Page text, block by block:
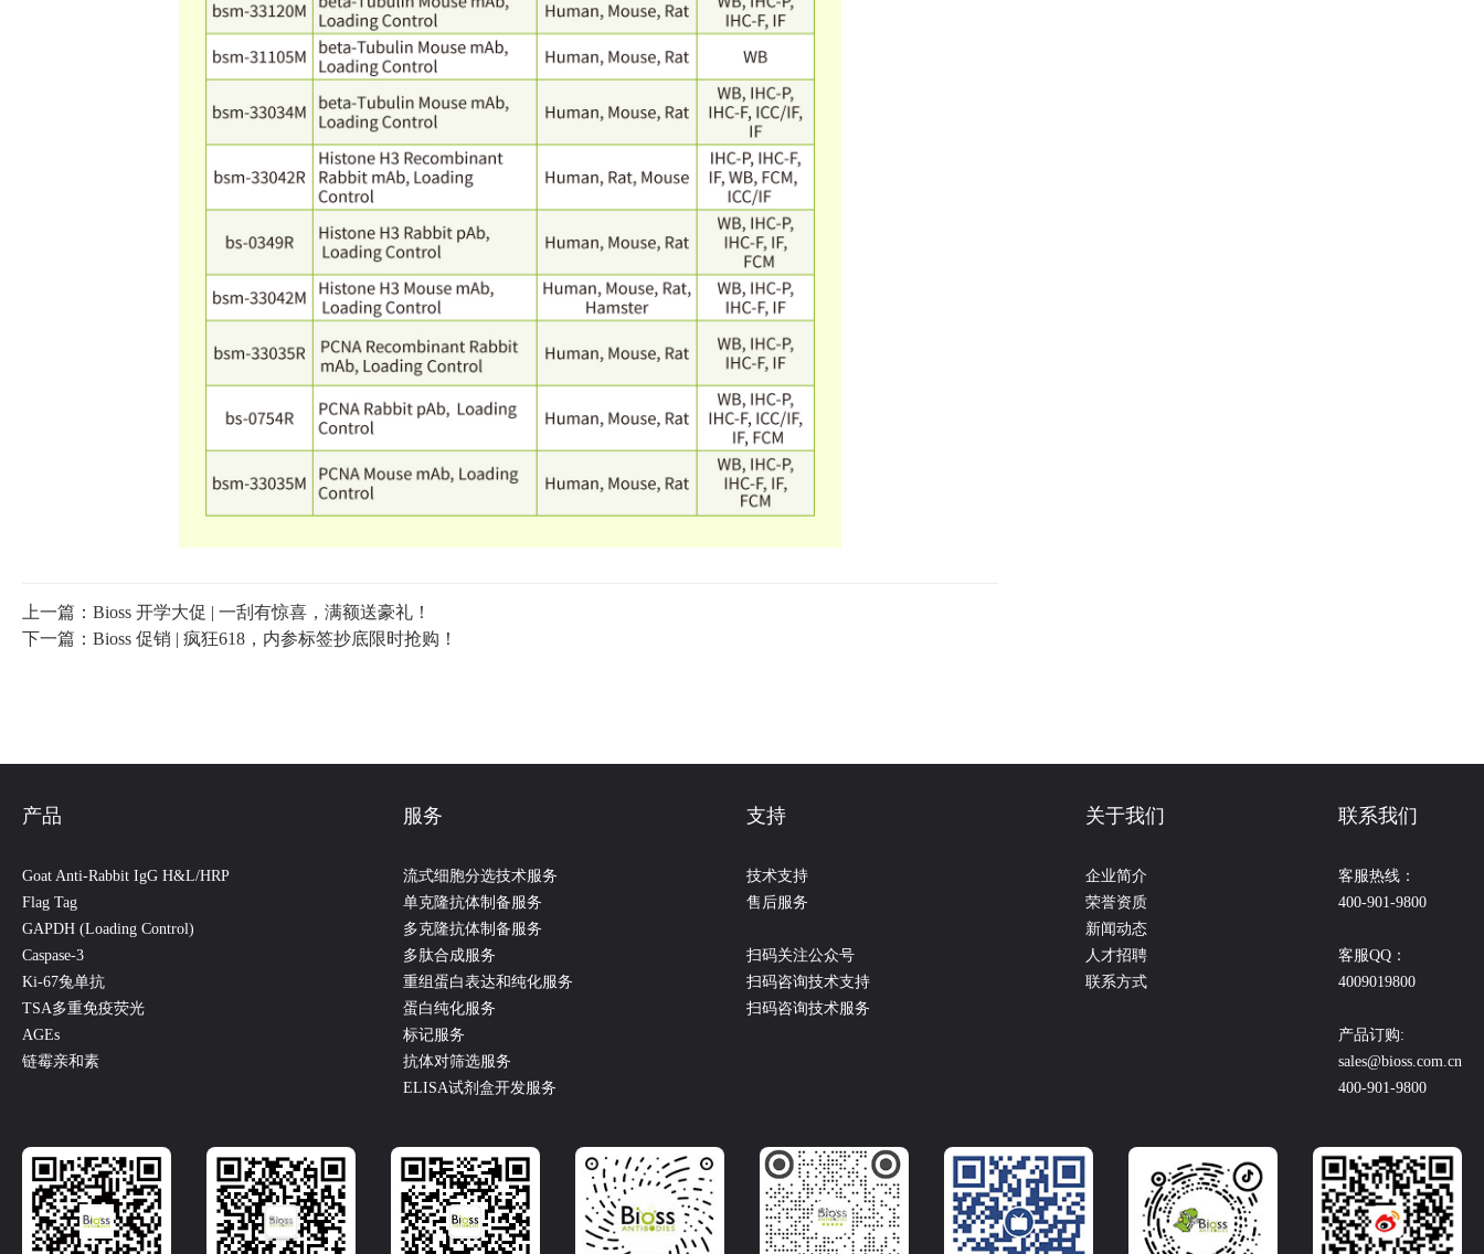
上一篇：Bioss 开学大促 | 一刮有惊喜，满额送豪礼！
下一篇：Bioss 促销 | 疯狂618，内参标签抄底限时抢购！
产品
Goat Anti-Rabbit IgG H&L/HRP
Flag Tag
GAPDH (Loading Control)
Caspase-3
Ki-67兔单抗
TSA多重免疫荧光
AGEs
链霉亲和素
服务
流式细胞分选技术服务
单克隆抗体制备服务
多克隆抗体制备服务
多肽合成服务
重组蛋白表达和纯化服务
蛋白纯化服务
标记服务
抗体对筛选服务
ELISA试剂盒开发服务
支持
技术支持
售后服务
扫码关注公众号
扫码咨询技术支持
扫码咨询技术服务
关于我们
企业简介
荣誉资质
新闻动态
人才招聘
联系方式
联系我们
客服热线：
400-901-9800
客服QQ：
4009019800
产品订购:
sales@bioss.com.cn
400-901-9800